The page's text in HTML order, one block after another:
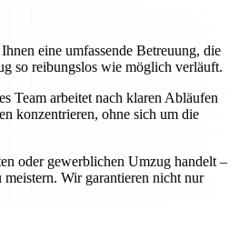
eine umfassende Betreuung, die
so reibungslos wie möglich verläuft.
Team arbeitet nach klaren Abläufen
konzentrieren, ohne sich um die
oder gewerblichen Umzug handelt –
Wir garantieren nicht nur